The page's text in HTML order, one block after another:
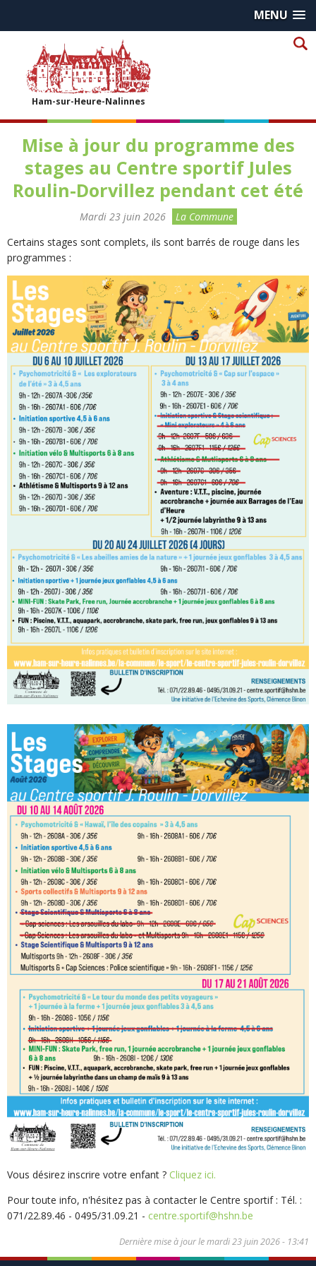
MENU
Ham-sur-Heure-Nalinnes
Mise à jour du programme des
stages au Centre sportif Jules
Roulin-Dorvillez pendant cet été
Mardi 23 juin 2026
La Commune
Certains stages sont complets, ils sont barrés de rouge dans les
programmes :
Vous désirez inscrire votre enfant ? Cliquez ici.
Pour toute info, n'hésitez pas à contacter le Centre sportif : Tél. :
071/22.89.46 - 0495/31.09.21 - centre.sportif@hshn.be
Dernière mise à jour lemardi 23 juin 2026 - 13:41